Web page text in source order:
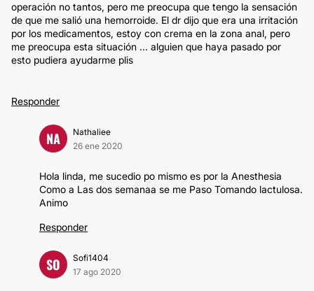
operación no tantos, pero me preocupa que tengo la sensación
de que me salió una hemorroide. El dr dijo que era una irritación
por los medicamentos, estoy con crema en la zona anal, pero
me preocupa esta situación ... alguien que haya pasado por
esto pudiera ayudarme plis
Responder
NA
Nathaliee
26 ene 2020
Hola linda, me sucedio po mismo es por la Anesthesia
Como a Las dos semanaa se me Paso Tomando lactulosa.
Animo
Responder
SO
Sofi1404
17 ago 2020